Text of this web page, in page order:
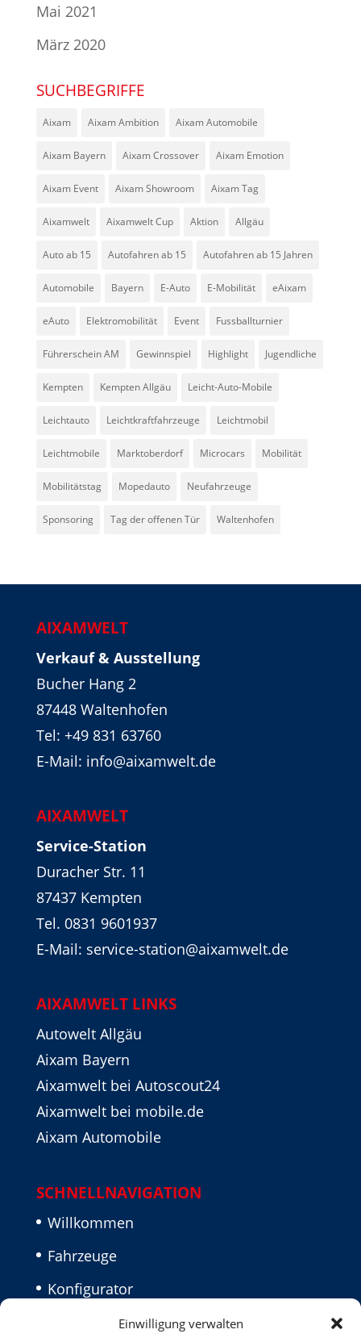
Einwilligung verwalten
Mai 2021
März 2020
SUCHBEGRIFFE
Aixam Aixam Ambition Aixam Automobile
Aixam Bayern Aixam Crossover Aixam Emotion
Aixam Event Aixam Showroom Aixam Tag
Aixamwelt Aixamwelt Cup Aktion Allgäu
Auto ab 15 Autofahren ab 15 Autofahren ab 15 Jahren
Automobile Bayern E-Auto E-Mobilität eAixam
eAuto Elektromobilität Event Fussballturnier
Führerschein AM Gewinnspiel Highlight Jugendliche
Kempten Kempten Allgäu Leicht-Auto-Mobile
Leichtauto Leichtkraftfahrzeuge Leichtmobil
Leichtmobile Marktoberdorf Microcars Mobilität
Mobilitätstag Mopedauto Neufahrzeuge
Sponsoring Tag der offenen Tür Waltenhofen
AIXAMWELT
Verkauf & Ausstellung
Bucher Hang 2
87448 Waltenhofen
Tel: +49 831 63760
E-Mail: info@aixamwelt.de
AIXAMWELT
Service-Station
Duracher Str. 11
87437 Kempten
Tel. 0831 9601937
E-Mail: service-station@aixamwelt.de
AIXAMWELT LINKS
Autowelt Allgäu
Aixam Bayern
Aixamwelt bei Autoscout24
Aixamwelt bei mobile.de
Aixam Automobile
SCHNELLNAVIGATION
Willkommen
Fahrzeuge
Konfigurator